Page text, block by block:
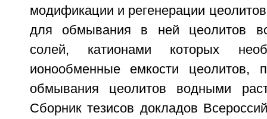
модификации и регенерации
для обмывания в ней цеолитов
солей, катионами которых
ионообменные емкости цеолитов,
обмывания цеолитов водными
Сборник тезисов докладов